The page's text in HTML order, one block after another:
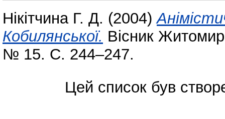
Нікітчина Г. Д. (2004)
Кобилянської. Вісник
№ 15. С. 244–247.
Цей список був